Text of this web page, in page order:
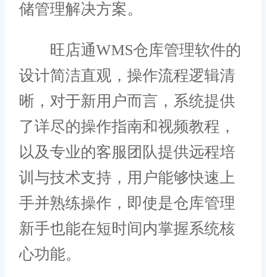
储管理解决方案。
旺店通WMS仓库管理软件的
设计简洁直观，操作流程逻辑清
晰，对于新用户而言，系统提供
了详尽的操作指南和视频教程，
以及专业的客服团队提供远程培
训与技术支持，用户能够快速上
手并熟练操作，即使是仓库管理
新手也能在短时间内掌握系统核
心功能。